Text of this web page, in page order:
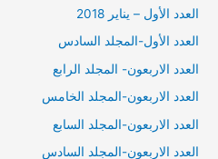
العدد الأول – يناير 2018
العدد الأول-المجلد السادس
العدد الاربعون- المجلد الرابع
العدد الاربعون-المجلد الخامس
العدد الاربعون-المجلد السابع
العدد الاربعون-المجلد السادس